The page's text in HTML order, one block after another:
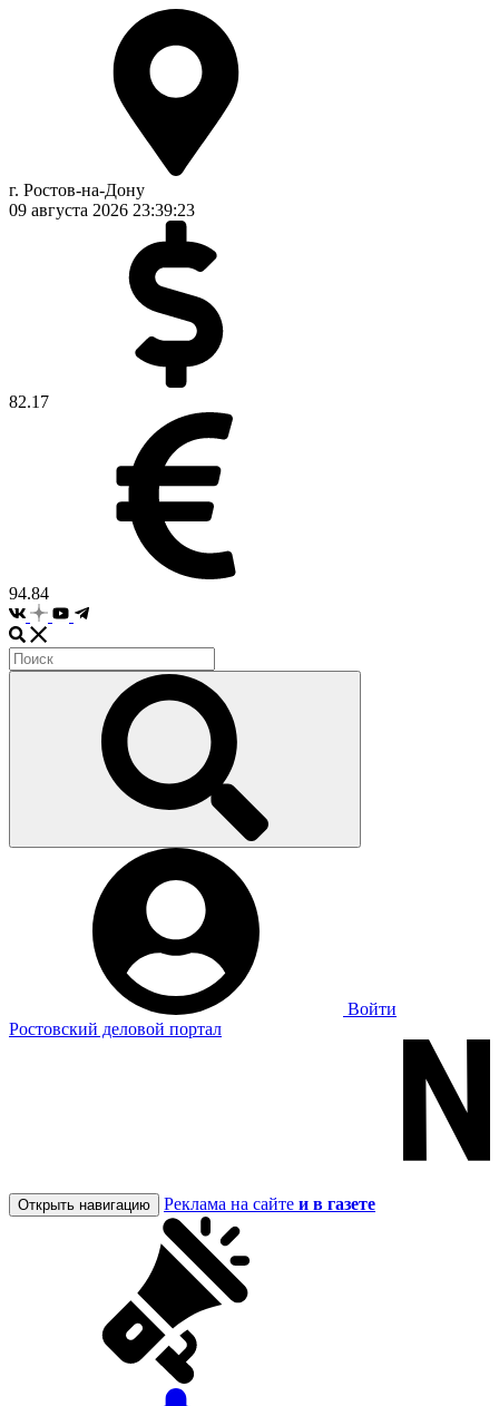
г. Ростов-на-Дону
09 августа 2026 23:39:24
82.17
94.84
Войти
Ростовский деловой портал
Открыть навигацию Реклама на сайте и в газете